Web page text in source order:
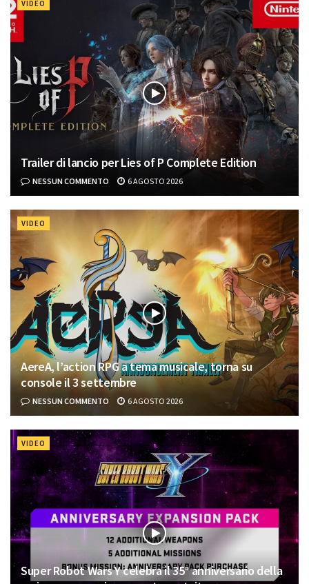
VIDEO
Trailer di lancio per Lies of P Complete Edition
NESSUN COMMENTO 6 AGOSTO 2026
VIDEO
AereA, l’action RPG a tema musicale, torna su
console il 3 settembre
NESSUN COMMENTO 6 AGOSTO 2026
VIDEO
Super Robot Wars Y celebra il 35° anniversario della